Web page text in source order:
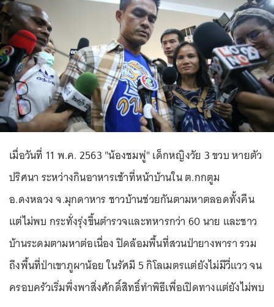
เมื่อวันที่ 11 พ.ค. 2563 "น้องชมพู่" เด็กหญิงวัย 3 ขวบ หายตัว
ปริศนา ระหว่างกินอาหารเช้าที่หน้าบ้านใน ต.กกตูม
อ.ดงหลวง จ.มุกดาหาร ชาวบ้านช่วยกันตามหาตลอดทั้งคืน
แต่ไม่พบ กระทั่งรุ่งขึ้นตำรวจและทหารกว่า 60 นาย และชาว
บ้านระดมตามหาต่อเนื่อง ปิดล้อมพื้นที่สวนป่ายางพารา รวม
ถึงพื้นที่ป่าเขาภูผาน้อย ในรัศมี 5 กิโลเมตรแต่ยังไม่มีวี่แวว จน
ครอบครัวเริ่มพึ่งพาสิ่งศักดิ์สิทธิ์ทำพิธีเพื่อเปิดทางแต่ยังไม่พบ